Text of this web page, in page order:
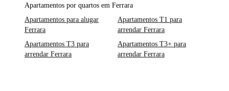
Apartamentos por quartos em Ferrara
Apartamentos para alugar
Ferrara
Apartamentos T1 para
arrendar Ferrara
Apartamentos T3 para
arrendar Ferrara
Apartamentos T3+ para
arrendar Ferrara